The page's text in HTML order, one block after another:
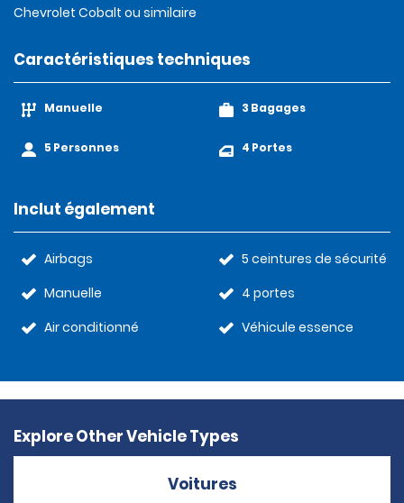
Chevrolet Cobalt ou similaire
Caractéristiques techniques
Manuelle
5 Personnes
3 Bagages
4 Portes
Inclut également
Airbags
Manuelle
Air conditionné
5 ceintures de sécurité
4 portes
Véhicule essence
Explore Other Vehicle Types
Voitures